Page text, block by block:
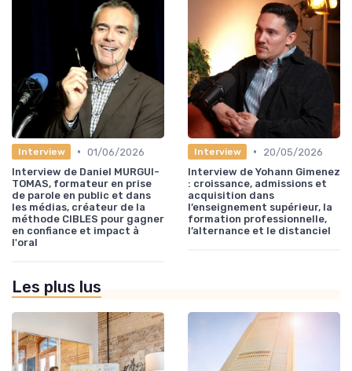
Interview • 01/06/2026
Interview de Daniel MURGUI-
TOMAS, formateur en prise
de parole en public et dans
les médias, créateur de la
méthode CIBLES pour gagner
en confiance et impact à
l'oral
Interview •
20/05/2026
Interview de Yohann Gimenez
: croissance, admissions et
acquisition dans
l’enseignement supérieur, la
formation professionnelle,
l’alternance et le distanciel
Les plus lus